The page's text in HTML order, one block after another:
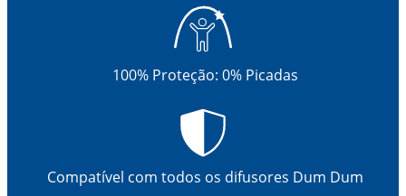
100% Proteção: 0% Picadas
Compatível com todos os difusores Dum Dum